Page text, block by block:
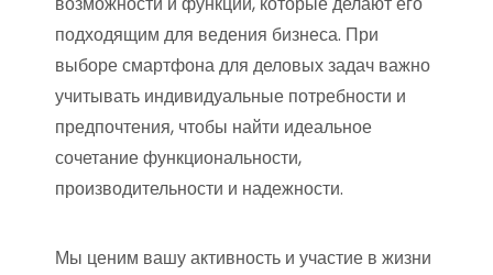
подходящим для ведения бизнеса. При
выборе смартфона для деловых задач важно
учитывать индивидуальные потребности и
предпочтения, чтобы найти идеальное
сочетание функциональности,
производительности и надежности.
Мы ценим вашу активность и участие в жизни